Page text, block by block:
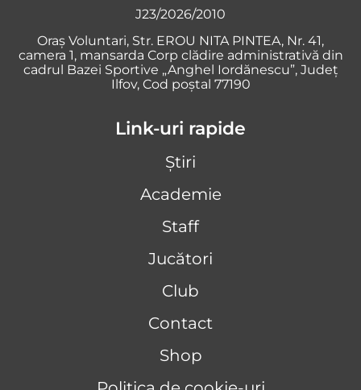
J23/2026/2010
Oraş Voluntari, Str. EROU NITA PINTEA, Nr. 41,
camera 1, mansarda Corp clădire administrativă din
cadrul Bazei Sportive „Anghel Iordănescu”, Județ
Ilfov, Cod poștal 77190
Link-uri rapide
Știri
Academie
Staff
Jucători
Club
Contact
Shop